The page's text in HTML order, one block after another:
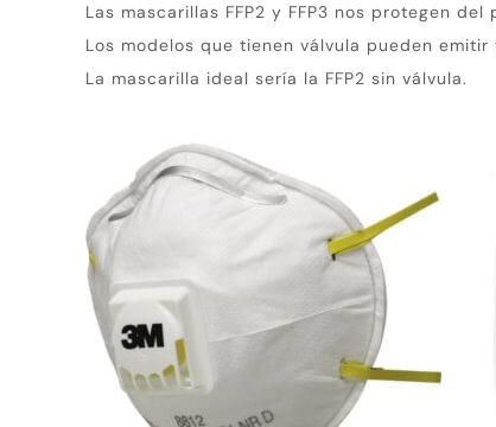
Las mascarillas FFP2 y FFP3 nos protegen del
Los modelos que tienen válvula pueden emitir
La mascarilla ideal sería la FFP2 sin válvula.